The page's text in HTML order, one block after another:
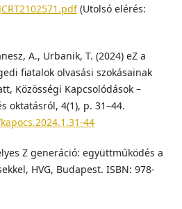
(Utolsó elérés:
A., Urbanik, T. (2024) eZ a
fiatalok olvasási szokásainak
Közösségi Kapcsolódások –
oktatásról, 4(1), p. 31–44.
44
Z generáció: együttműködés a
HVG, Budapest. ISBN: 978-